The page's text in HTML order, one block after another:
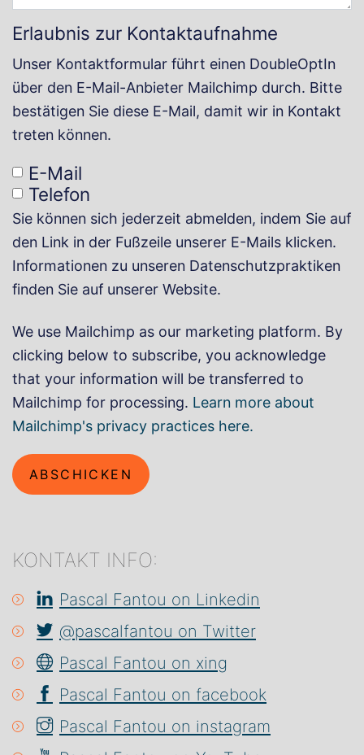
Erlaubnis zur Kontaktaufnahme
Unser Kontaktformular führt einen DoubleOptIn
über den E-Mail-Anbieter Mailchimp durch. Bitte
bestätigen Sie diese E-Mail, damit wir in Kontakt
treten können.
E-Mail
Telefon
Sie können sich jederzeit abmelden, indem Sie auf
den Link in der Fußzeile unserer E-Mails klicken.
Informationen zu unseren Datenschutzpraktiken
finden Sie auf unserer Website.
We use Mailchimp as our marketing platform. By
clicking below to subscribe, you acknowledge
that your information will be transferred to
Mailchimp for processing. Learn more about
Mailchimp's privacy practices here.
ABSCHICKEN
KONTAKT INFO:
Pascal Fantou on Linkedin
@pascalfantou on Twitter
Pascal Fantou on xing
Pascal Fantou on facebook
Pascal Fantou on instagram